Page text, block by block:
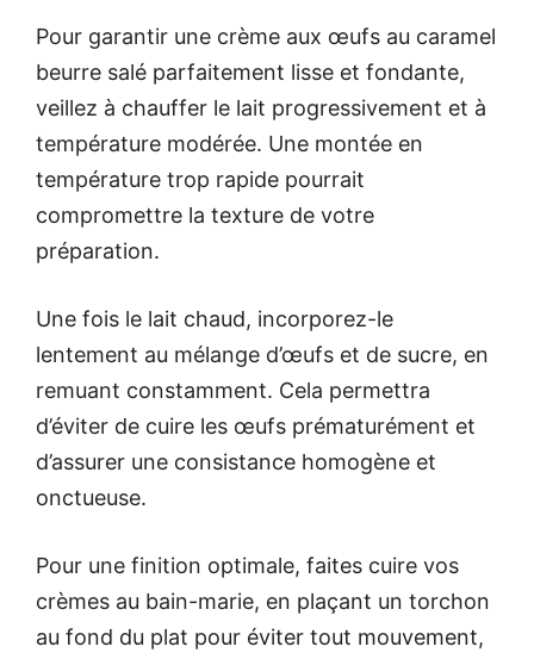
Pour garantir une crème aux œufs au caramel
beurre salé parfaitement lisse et fondante,
veillez à chauffer le lait progressivement et à
température modérée. Une montée en
température trop rapide pourrait
compromettre la texture de votre
préparation.
Une fois le lait chaud, incorporez-le
lentement au mélange d’œufs et de sucre, en
remuant constamment. Cela permettra
d’éviter de cuire les œufs prématurément et
d’assurer une consistance homogène et
onctueuse.
Pour une finition optimale, faites cuire vos
crèmes au bain-marie, en plaçant un torchon
au fond du plat pour éviter tout mouvement,